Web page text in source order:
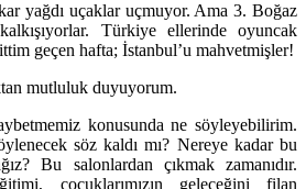
yağdı uçaklar uçmuyor. Ama 3. Boğaz
Türkiye ellerinde oyuncak
geçen hafta; İstanbul’u mahvetmişler!
mutluluk duyuyorum.
konusunda ne söyleyebilirim.
söz kaldı mı? Nereye kadar bu
Bu salonlardan çıkmak zamanıdır.
çocuklarımızın geleceğini filan